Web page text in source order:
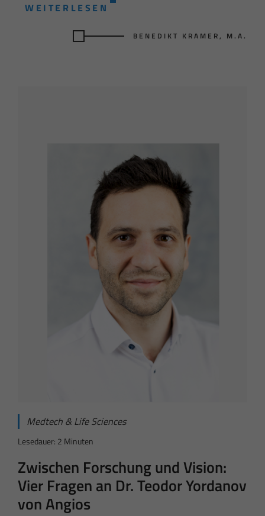
WEITERLESEN
BENEDIKT KRAMER, M.A.
Medtech & Life Sciences
Lesedauer: 2 Minuten
Zwischen Forschung und Vision:
Vier Fragen an Dr. Teodor Yordanov
von Angios